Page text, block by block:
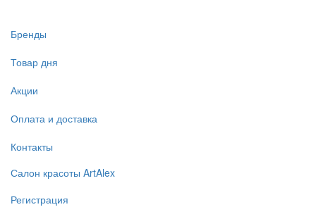
Бренды
Товар дня
Акции
Оплата и доставка
Контакты
Салон красоты ArtAlex
Регистрация